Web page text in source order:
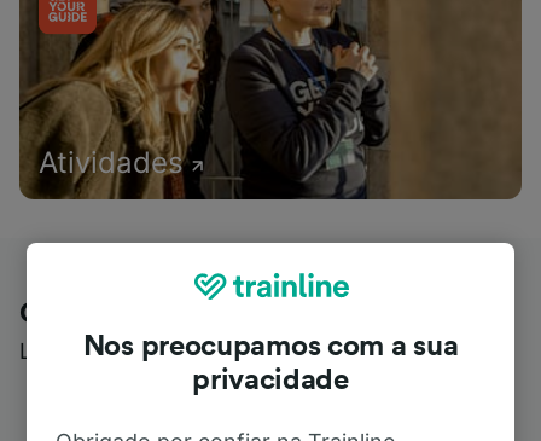
Atividades
Opinião dos clientes sobre a Trainline
Leia avaliações reais de usuários reais
Nos preocupamos com a sua
privacidade